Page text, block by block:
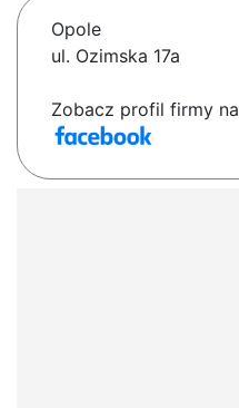
Opole
ul. Ozimska 17a
Zobacz profil firmy na